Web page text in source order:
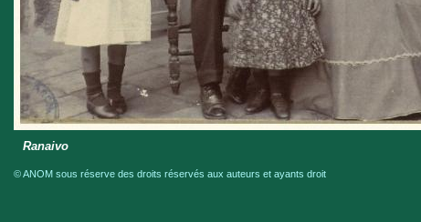
Ranaivo
© ANOM sous réserve des droits réservés aux auteurs et ayants droit